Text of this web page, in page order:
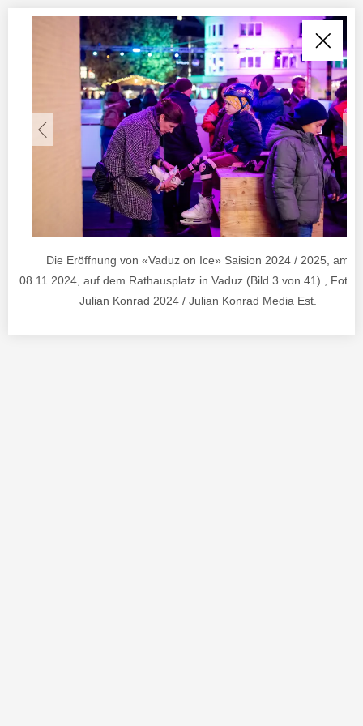
Die Eröffnung von «Vaduz on Ice» Saision 2024 / 2025, am
08.11.2024, auf dem Rathausplatz in Vaduz (Bild 3 von 41) , Foto
Julian Konrad 2024 / Julian Konrad Media Est.